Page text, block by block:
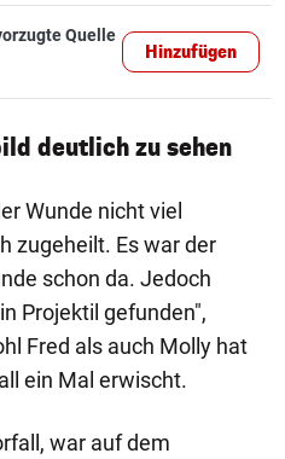
Quelle
Hinzufügen
deutlich zu sehen
Wunde nicht viel
zugeheilt. Es war der
schon da. Jedoch
Projektil gefunden",
Fred als auch Molly hat
ein Mal erwischt.
war auf dem